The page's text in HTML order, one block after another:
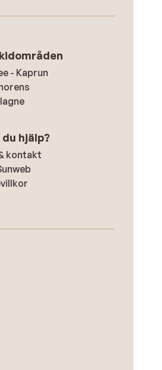
- Kaprun
hjälp?
kontakt